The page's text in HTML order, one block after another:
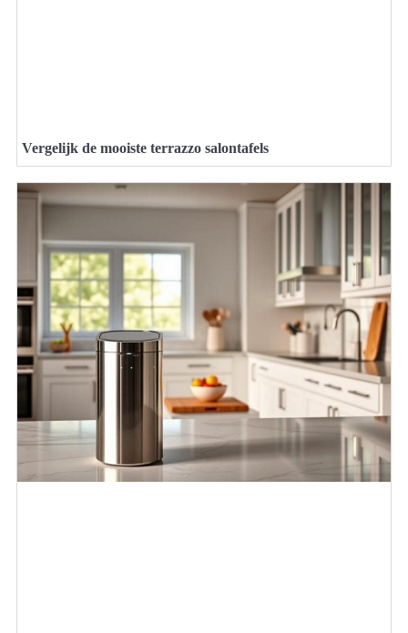
Vergelijk de mooiste terrazzo salontafels